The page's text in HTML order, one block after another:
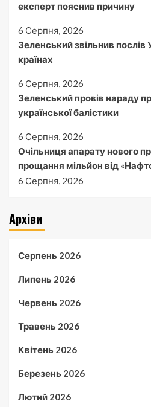
експерт пояснив причину
6 Серпня, 2026
Зеленський звільнив послів
країнах
6 Серпня, 2026
Зеленський провів нараду
української балістики
6 Серпня, 2026
Очільниця апарату нового
прощання мільйон від
6 Серпня, 2026
Архіви
Серпень 2026
Липень 2026
Червень 2026
Травень 2026
Квітень 2026
Березень 2026
Лютий 2026